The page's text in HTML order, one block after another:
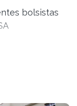
bolsistas